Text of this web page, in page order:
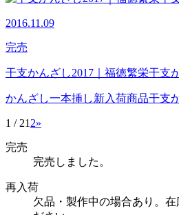
2016.11.09
完売
干支かんざし2017｜福徳繁栄干支
かんざし一本挿し新入荷商品干支
1 / 21 2»
完売
完売しました。
再入荷
欠品・製作中の場合あり。在